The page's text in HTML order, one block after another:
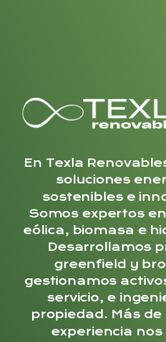
En Texla
soluciones
sostenibles e
Somos expertos
eólica, biomasa e
Desarrollamos
greenfield y
gestionamos
servicio, e
propiedad. Más de
experiencia